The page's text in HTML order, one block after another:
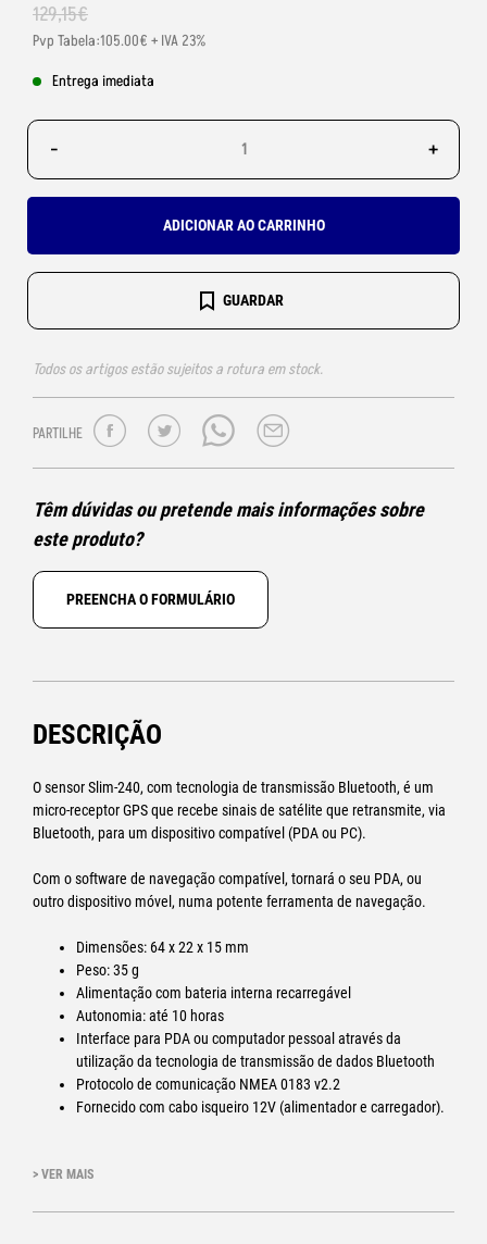
129,15€
Pvp Tabela:105.00€ + IVA 23%
Entrega imediata
- +
ADICIONAR AO CARRINHO
GUARDAR
Todos os artigos estão sujeitos a rotura em stock.
PARTILHE
Têm dúvidas ou pretende mais informações sobre
este produto?
PREENCHA O FORMULÁRIO
DESCRIÇÃO
O sensor Slim-240, com tecnologia de transmissão Bluetooth, é um
micro-receptor GPS que recebe sinais de satélite que retransmite, via
Bluetooth, para um dispositivo compatível (PDA ou PC).
Com o software de navegação compatível, tornará o seu PDA, ou
outro dispositivo móvel, numa potente ferramenta de navegação.
Dimensões: 64 x 22 x 15 mm
Peso: 35 g
Alimentação com bateria interna recarregável
Autonomia: até 10 horas
Interface para PDA ou computador pessoal através da
utilização da tecnologia de transmissão de dados Bluetooth
Protocolo de comunicação NMEA 0183 v2.2
Fornecido com cabo isqueiro 12V (alimentador e carregador).
> VER MAIS